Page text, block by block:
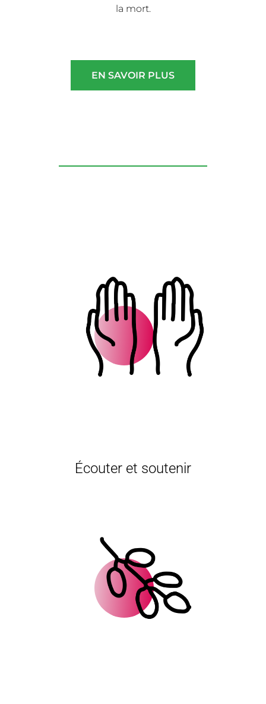
la mort.
EN SAVOIR PLUS
Écouter et soutenir